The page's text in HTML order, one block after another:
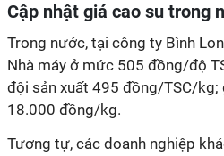
Cập nhật giá cao su trong
Trong nước, tại công ty Bình
Nhà máy ở mức 505 đồng/độ
đội sản xuất 495 đồng/TSC/kg;
18.000 đồng/kg.
Tương tự, các doanh nghiệp